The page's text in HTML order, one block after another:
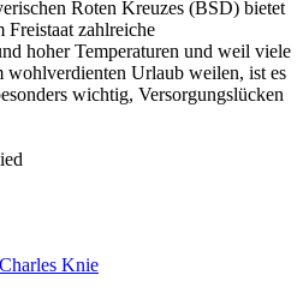
Roten Kreuzes (BSD) bietet
Freistaat zahlreiche
hoher Temperaturen und weil viele
wohlverdienten Urlaub weilen, ist es
wichtig, Versorgungslücken
Knie